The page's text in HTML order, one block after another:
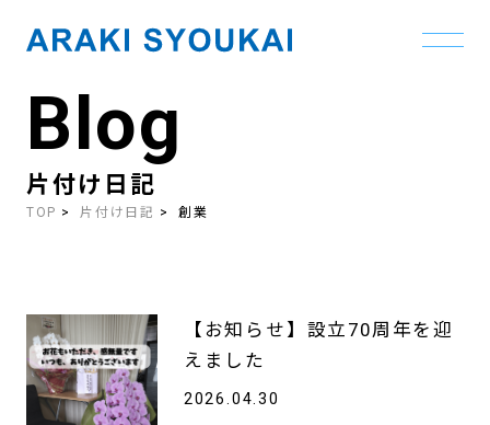
contentBlog
片付け日記
TOP 片付け日記 創業
【お知らせ】設立70周年を迎
えました
2026.04.30